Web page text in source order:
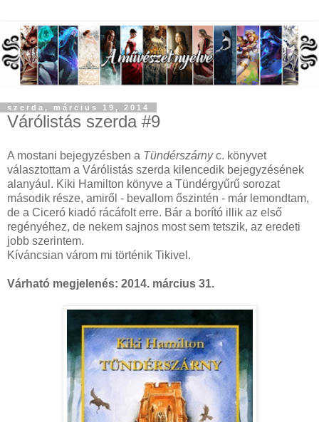
szerda, március 19, 2014
Várólistás szerda #9
A mostani bejegyzésben a Tündérszárnyc. könyvet
választottam a Várólistás szerda kilencedik bejegyzésének
alanyául. Kiki Hamilton könyve a Tündérgyűrű sorozat
második része, amiről - bevallom őszintén - már lemondtam,
de a Ciceró kiadó rácáfolt erre. Bár a borító illik az első
regényéhez, de nekem sajnos most sem tetszik, az eredeti
jobb szerintem.
Kíváncsian várom mi történik Tikivel.
Várható megjelenés: 2014. március 31.